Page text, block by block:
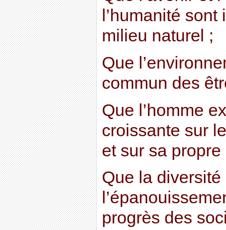
l’humanité
milieu naturel ;
Que
commun des
Que l’homme
croissante sur
et sur sa
Que la
progrès des